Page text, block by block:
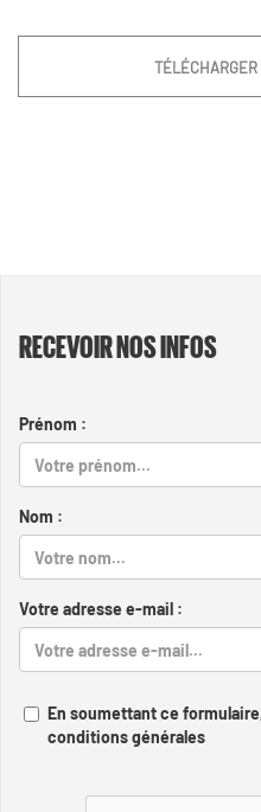
TÉLÉCHARGER
RECEVOIR NOS INFOS
Prénom :
Nom :
Votre adresse e-mail :
En soumettant ce
conditions générales